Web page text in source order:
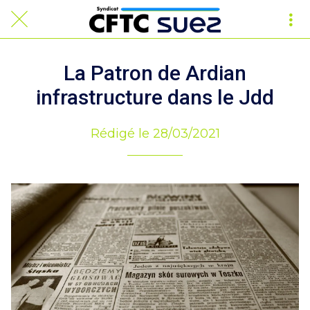
La Patron de Ardian
infrastructure dans le Jdd
Rédigé le 28/03/2021